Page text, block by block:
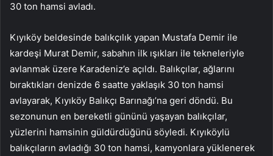
30 ton hamsi avladı.
Kıyıköy beldesinde balıkçılık yapan Mustafa Demir ile
kardeşi Murat Demir, sabahın ilk ışıkları ile tekneleriyle
avlanmak üzere Karadeniz’e açıldı. Balıkçılar, ağlarını
bıraktıkları denizde 6 saatte yaklaşık 30 ton hamsi
avlayarak, Kıyıköy Balıkçı Barınağı’na geri döndü. Bu
sezonunun en bereketli gününü yaşayan balıkçılar,
yüzlerini hamsinin güldürdüğünü söyledi. Kıyıköylü
balıkçıların avladığı 30 ton hamsi, kamyonlara yüklenerek